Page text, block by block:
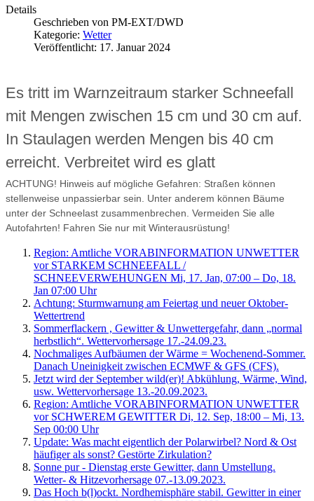
Details
Geschrieben von PM-EXT/DWD
Kategorie: Wetter
Veröffentlicht: 17. Januar 2024
Es tritt im Warnzeitraum starker Schneefall
mit Mengen zwischen 15 cm und 30 cm auf.
In Staulagen werden Mengen bis 40 cm
erreicht. Verbreitet wird es glatt
ACHTUNG! Hinweis auf mögliche Gefahren: Straßen können
stellenweise unpassierbar sein. Unter anderem können Bäume
unter der Schneelast zusammenbrechen. Vermeiden Sie alle
Autofahrten! Fahren Sie nur mit Winterausrüstung!
Region: Amtliche VORABINFORMATION UNWETTER
vor STARKEM SCHNEEFALL /
SCHNEEVERWEHUNGEN Mi, 17. Jan, 07:00 – Do, 18.
Jan 07:00 Uhr
Achtung: Sturmwarnung am Feiertag und neuer Oktober-
Wettertrend
Sommerflackern , Gewitter & Unwettergefahr, dann „normal
herbstlich“. Wettervorhersage 17.-24.09.23.
Nochmaliges Aufbäumen der Wärme = Wochenend-Sommer.
Danach Uneinigkeit zwischen ECMWF & GFS (CFS).
Jetzt wird der September wild(er)! Abkühlung, Wärme, Wind,
usw. Wettervorhersage 13.-20.09.2023.
Region: Amtliche VORABINFORMATION UNWETTER
vor SCHWEREM GEWITTER Di, 12. Sep, 18:00 – Mi, 13.
Sep 00:00 Uhr
Update: Was macht eigentlich der Polarwirbel? Nord & Ost
häufiger als sonst? Gestörte Zirkulation?
Sonne pur - Dienstag erste Gewitter, dann Umstellung.
Wetter- & Hitzevorhersage 07.-13.09.2023.
Das Hoch b(l)ockt. Nordhemisphäre stabil. Gewitter in einer